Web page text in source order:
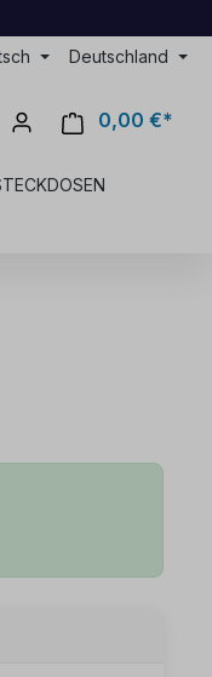
Deutschland
0,00 €*